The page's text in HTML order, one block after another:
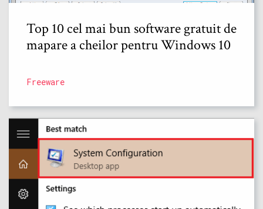
Top 10 cel mai bun software gratuit de
mapare a cheilor pentru Windows 10
Freeware